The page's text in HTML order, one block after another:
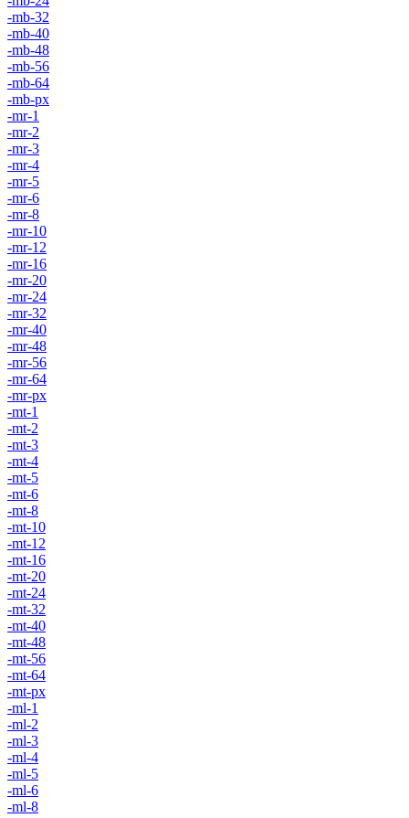
-mb-32
-mb-40
-mb-48
-mb-56
-mb-64
-mb-px
-mr-1
-mr-2
-mr-3
-mr-4
-mr-5
-mr-6
-mr-8
-mr-10
-mr-12
-mr-16
-mr-20
-mr-24
-mr-32
-mr-40
-mr-48
-mr-56
-mr-64
-mr-px
-mt-1
-mt-2
-mt-3
-mt-4
-mt-5
-mt-6
-mt-8
-mt-10
-mt-12
-mt-16
-mt-20
-mt-24
-mt-32
-mt-40
-mt-48
-mt-56
-mt-64
-mt-px
-ml-1
-ml-2
-ml-3
-ml-4
-ml-5
-ml-6
-ml-8